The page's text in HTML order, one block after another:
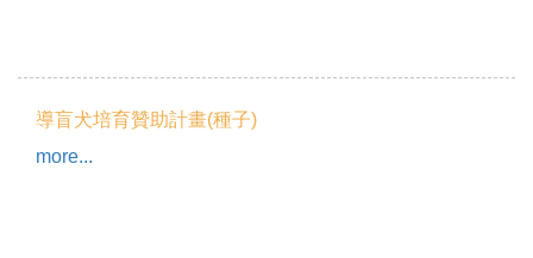
導盲犬培育贊助計畫(種子)
more...